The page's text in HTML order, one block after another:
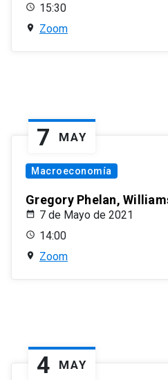
15:30
Zoom
7 MAY
Macroeconomía
Gregory Phelan,
7 de Mayo de 2021
14:00
Zoom
4 MAY